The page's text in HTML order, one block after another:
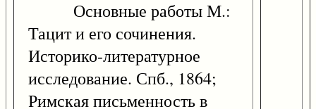
Основные работы М.:
Тацит и его сочинения.
Историко-литературное
исследование. Спб., 1864;
Римская письменность в